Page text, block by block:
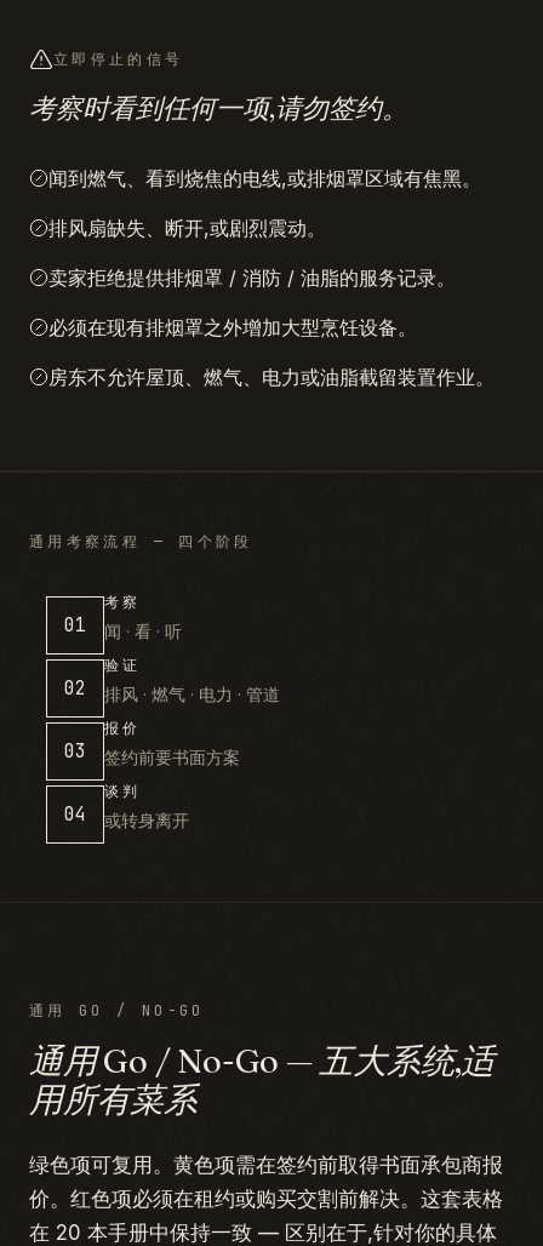
立即停止的信号
考察时看到任何一项,请勿签约。
闻到燃气、看到烧焦的电线,或排烟罩区域有焦黑。
排风扇缺失、断开,或剧烈震动。
卖家拒绝提供排烟罩 / 消防 / 油脂的服务记录。
必须在现有排烟罩之外增加大型烹饪设备。
房东不允许屋顶、燃气、电力或油脂截留装置作业。
通用考察流程 — 四个阶段
01
考察
闻 · 看 · 听
02
验证
排风 · 燃气 · 电力 · 管道
03
报价
签约前要书面方案
04
谈判
或转身离开
通用 GO / NO-GO
通用 Go / No-Go — 五大系统,适
用所有菜系
绿色项可复用。黄色项需在签约前取得书面承包商报
价。红色项必须在租约或购买交割前解决。这套表格
在 20 本手册中保持一致 — 区别在于,针对你的具体